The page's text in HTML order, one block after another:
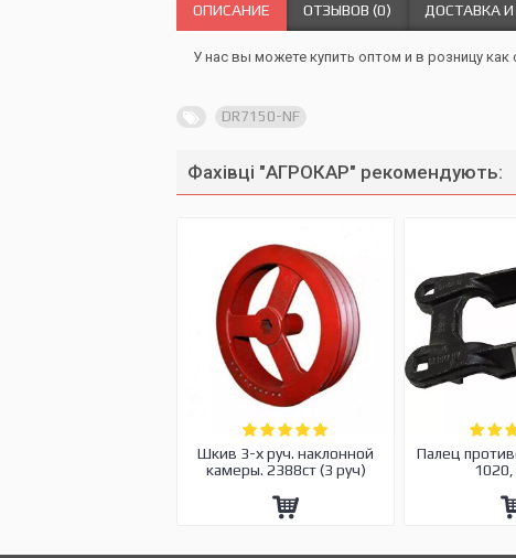
ОПИСАНИЕ ОТЗЫВОВ (0) ДОСТАВКА
У нас вы можете купить оптом и в розницу
DR7150-NF
Фахівці "АГРОКАР" рекомендують:
Шкив 3-х руч. наклонной
камеры. 2388ст (3 руч)
Палец